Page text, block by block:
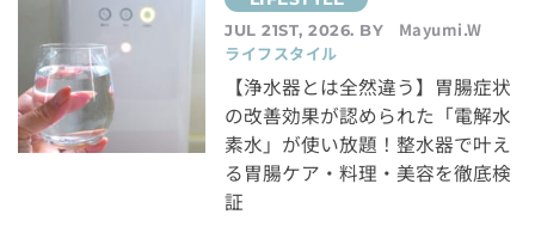
JUL 21ST, 2026. BY
Mayumi.W
ライフスタイル
【浄水器とは全然違う】胃腸症状
の改善効果が認められた「電解水
素水」が使い放題！整水器で叶え
る胃腸ケア・料理・美容を徹底検
証